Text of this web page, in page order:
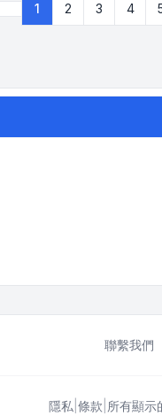
第1 頁 (共 75 頁)
1 2 3 4
聯繫我們
隱私 條款 所有顯示